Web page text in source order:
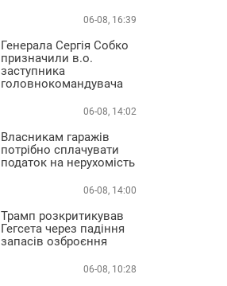
06-08, 16:39
Генерала Сергія Собко
призначили в.о.
заступника
головнокомандувача
06-08, 14:02
Власникам гаражів
потрібно сплачувати
податок на нерухомість
06-08, 14:00
Трамп розкритикував
Гегсета через падіння
запасів озброєння
06-08, 10:28